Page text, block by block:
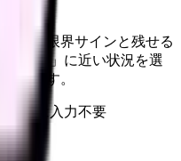
に、限界サインと残せる
めたい」に近い状況を選
めます。
病院名は入力不要